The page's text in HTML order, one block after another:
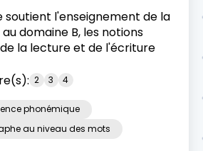
l'enseignement de la
domaine B, les notions
la lecture et de l'écriture
2 3 4
phonémique
au niveau des mots